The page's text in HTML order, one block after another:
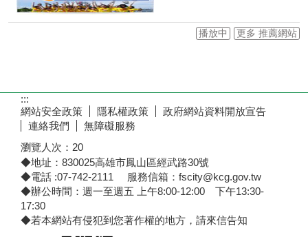
播放中 更多 推薦網站
:::
網站安全政策
隱私權政策
政府網站資料開放宣告
連絡我們
無障礙服務
瀏覽人次： 20
◆地址：830025高雄市鳳山區經武路30號
◆電話 :07-742-2111 服務信箱：fscity@kcg.gov.tw
◆辦公時間：週一至週五 上午8:00-12:00 下午13:30-
17:30
◆若本網站有侵犯到您著作權的地方，請來信告知